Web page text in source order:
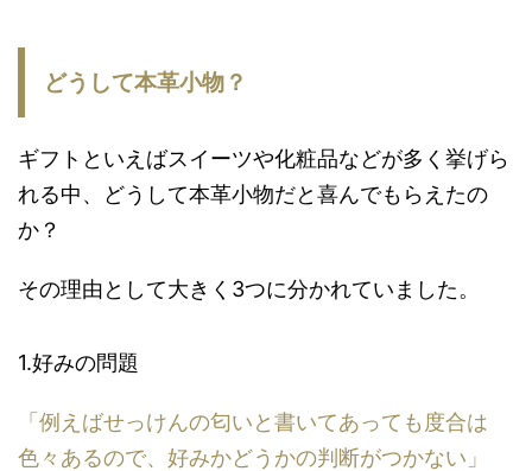
どうして本革小物？
ギフトといえばスイーツや化粧品などが多く挙げら
れる中、どうして本革小物だと喜んでもらえたの
か？
その理由として大きく3つに分かれていました。
1.好みの問題
「例えばせっけんの匂いと書いてあっても度合は
色々あるので、好みかどうかの判断がつかない」